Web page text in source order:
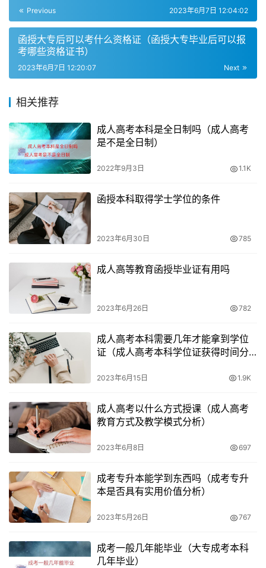
2023年成人高考报名时间和入口需关注官方通知。报名公
告、现场确认时间和招生院校等信息可在官方网站或成人高
考资讯栏目中查询。
准考证打印和注意事项
准考证打印时间一般在考试前数天，考生需提前关注官方通
需填写好体温监测表，注意身份证的过期日期，避免前往中
高风险地区，保护自己的绿码等。考生需认真阅读考试规定
和注意事项，以免影响考试成绩。
通过成人高考取得毕业证书
通过成人高考取得的毕业证书在国家范围内被认可，学信网
可以查询，享受普通高等学校毕业生同等学历待遇。成人高
取得更好的成绩。
Previous 2023年6月7日 12:04:02
函授大专后可以考什么资格证（函授大专毕业后可以报
考哪些资格证书）
Next
2023年6月7日 12:20:07
相关推荐
成人高考本科是全日制吗（成人高考
是不是全日制）
2022年9月3日 1.1K
函授本科取得学士学位的条件
2023年6月30日 785
成人高等教育函授毕业证有用吗
2023年6月26日 782
成人高考本科需要几年才能拿到学位
证（成人高考本科学位证获得时间分
2023年6月15日 1.9K
成人高考以什么方式授课（成人高考
教育方式及教学模式分析）
2023年6月8日 697
成考专升本能学到东西吗（成考专升
本是否具有实用价值分析）
2023年5月26日 767
成考一般几年能毕业（大专成考本科
几年毕业）